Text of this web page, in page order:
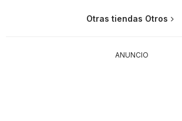
Otras tiendas Otros
ANUNCIO